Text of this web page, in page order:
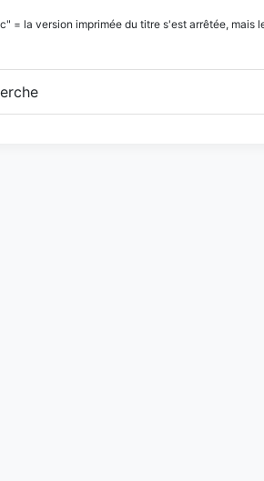
= la version imprimée du titre s'est arrêtée,